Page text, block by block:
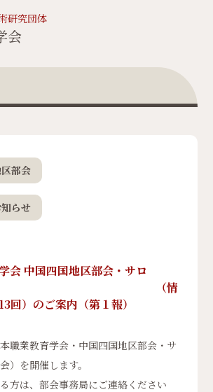
研究団体
会
部会
らせ
会 中国四国地区部会・サロ
（情
回）のご案内（第１報）
職業教育学会・中国四国地区部会・サ
）を開催します。
方は、部会事務局にご連絡ください